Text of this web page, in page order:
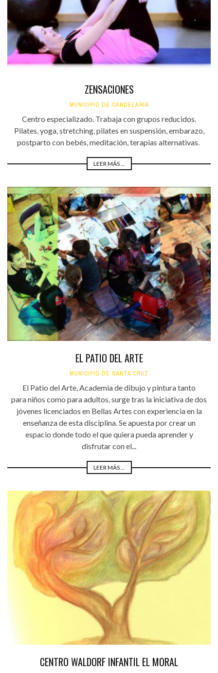
ZENSACIONES
MUNICIPIO DE CANDELARIA
Centro especializado. Trabaja con grupos reducidos.
Pilates, yoga, stretching, pilates en suspensión, embarazo,
postparto con bebés, meditación, terapias alternativas.
LEER MÁS ...
EL PATIO DEL ARTE
MUNICIPIO DE SANTA CRUZ
El Patio del Arte, Academia de dibujo y pintura tanto
para niños como para adultos, surge tras la iniciativa de dos
jóvenes licenciados en Bellas Artes con experiencia en la
enseñanza de esta disciplina. Se apuesta por crear un
espacio donde todo el que quiera pueda aprender y
disfrutar con el...
LEER MÁS ...
CENTRO WALDORF INFANTIL EL MORAL